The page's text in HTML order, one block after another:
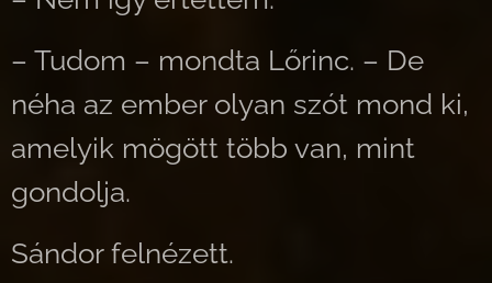
– Tudom – mondta Lőrinc. – De
néha az ember olyan szót mond ki,
amelyik mögött több van, mint
gondolja.
Sándor felnézett.